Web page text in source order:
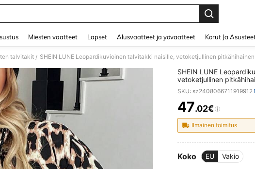
Miesten vaatteet Lapset Alusvaatteet ja yövaatteet Korut Ja
talvitakit / SHEIN LUNE Leopardikuvioinen talvitakki naisille, vetoketjullinen
SHEIN LUNE
vetoketjullinen
SKU: sz2408066711919912
PRICE
47.02€
Ilmainen toimitus
Koko EU Vakio